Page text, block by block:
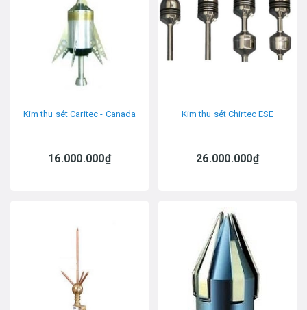
Kim thu sét Caritec - Canada
16.000.000₫
Kim thu sét Chirtec ESE
26.000.000₫